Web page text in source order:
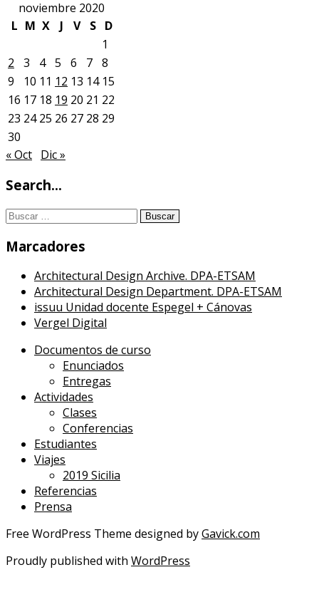
noviembre 2020
L M X J V S
D
1
2
3 4 5 6 7 8
9
10 11 12 13 14 15
16 17 18 19 20 21 22
23 24 25 26 27 28 29
30
« Oct Dic »
Search…
Buscar:
Marcadores
Architectural Design Archive. DPA-ETSAM
Architectural Design Department. DPA-ETSAM
issuu Unidad docente Espegel + Cánovas
Vergel Digital
Documentos de curso
Enunciados
Entregas
Actividades
Clases
Conferencias
Estudiantes
Viajes
2019 Sicilia
Referencias
Prensa
Free WordPress Theme designed byGavick.com
Proudly published with WordPress